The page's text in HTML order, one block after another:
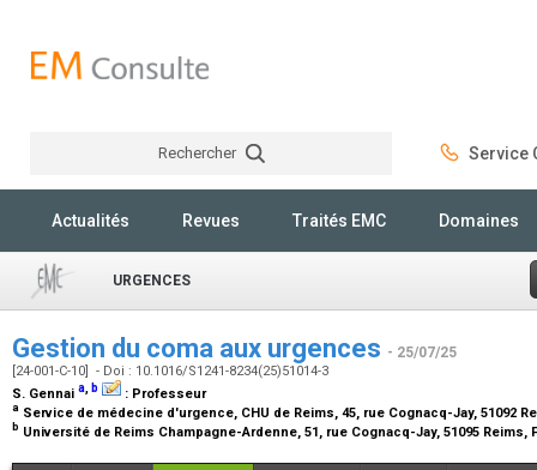
Rechercher Service
Actualités Revues Traités EMC Domaines
URGENCES
Gestion du coma aux urgences - 25/07/25
[24-001-C-10] - Doi : 10.1016/S1241-8234(25)51014-3
S. Gennai a, b : Professeur
a Service de médecine d'urgence, CHU de Reims, 45, rue Cognacq-Jay, 51092
b Université de Reims Champagne-Ardenne, 51, rue Cognacq-Jay, 51095 Reims,